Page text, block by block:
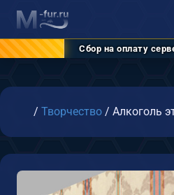
Сбор на оплату
Главная
/ Творчество / Алкоголь